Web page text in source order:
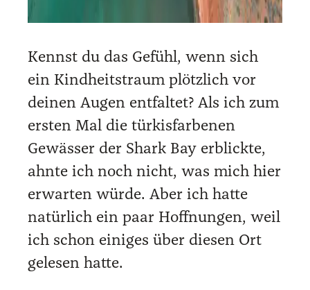
Kennst du das Gefühl, wenn sich
ein Kind­heits­traum plötz­lich vor
dei­nen Augen ent­fal­tet? Als ich zum
ers­ten Mal die tür­kis­far­be­nen
Gewäs­ser der Shark Bay erblick­te,
ahn­te ich noch nicht, was mich hier
erwar­ten wür­de. Aber ich hat­te
natür­lich ein paar Hoff­nun­gen, weil
ich schon eini­ges über die­sen Ort
gele­sen hat­te.